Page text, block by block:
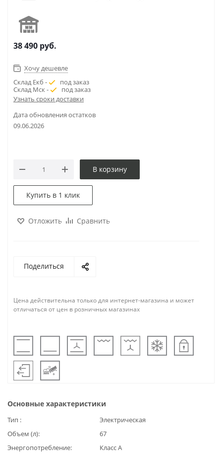
38 490 руб.
Хочу дешевле
Склад Екб -
под заказ
Склад Мск -
под заказ
Узнать сроки доставки
Дата обновления остатков
09.06.2026
В корзину
Купить в 1 клик
Отложить Сравнить
Поделиться
Цена действительна только для интернет-магазина и может
отличаться от цен в розничных магазинах
Основные характеристики
Тип
Электрическая
Объем (л)
67
Энергопотребление
Класс А